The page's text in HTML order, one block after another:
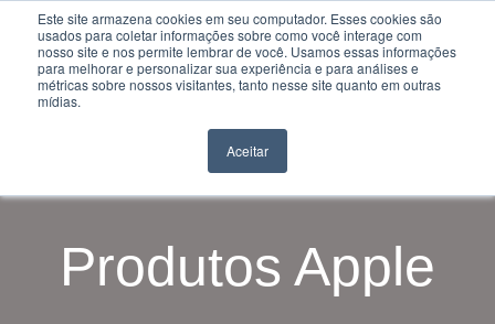
Este site armazena cookies em seu computador. Esses cookies são
usados para coletar informações sobre como você interage com
nosso site e nos permite lembrar de você. Usamos essas informações
para melhorar e personalizar sua experiência e para análises e
métricas sobre nossos visitantes, tanto nesse site quanto em outras
mídias.
Aceitar
Produtos Apple